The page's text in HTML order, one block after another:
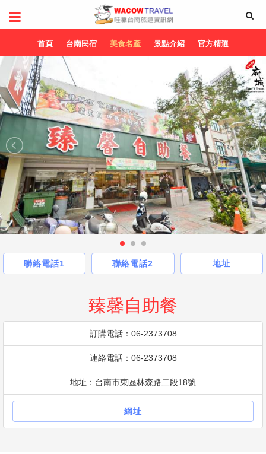
首頁 台南民宿 美食名產 景點介紹 官方精選
聯絡電話1 聯絡電話2 地址
臻馨自助餐
訂購電話：06-2373708
連絡電話：06-2373708
地址：台南市東區林森路二段18號
網址